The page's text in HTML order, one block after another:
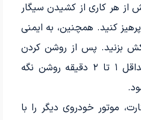
از هر کاری از کشیدن سیگار
کنید. همچنین، به ایمنی
بزنید. پس از روشن کردن
خودرو، بهتر است آن را حداقل ۱ تا ۲ دقیقه روشن نگه
موتور خودروی دیگر را با